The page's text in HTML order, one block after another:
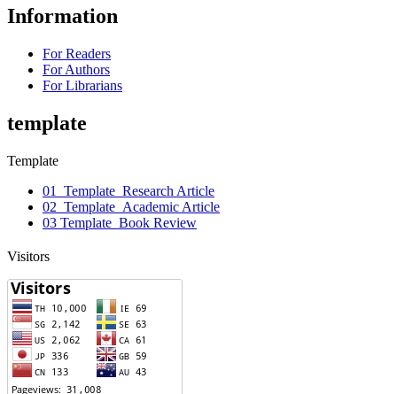
Information
For Readers
For Authors
For Librarians
template
Template
01_Template_Research Article
02_Template_Academic Article
03 Template_Book Review
Visitors